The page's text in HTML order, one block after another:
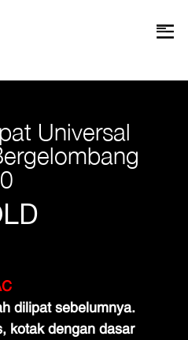
Universal
dilipat sebelumnya.
kotak dengan dasar